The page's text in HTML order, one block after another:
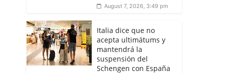
August 7, 2026, 3:49 pm
Italia dice que no
acepta ultimátums y
mantendrá la
suspensión del
Schengen con España